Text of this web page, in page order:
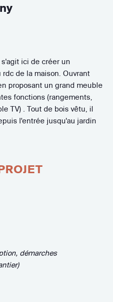
ici de créer un
de la maison. Ouvrant
proposant un grand meuble
fonctions (rangements,
TV) . Tout de bois vêtu, il
l'entrée jusqu'au jardin
démarches